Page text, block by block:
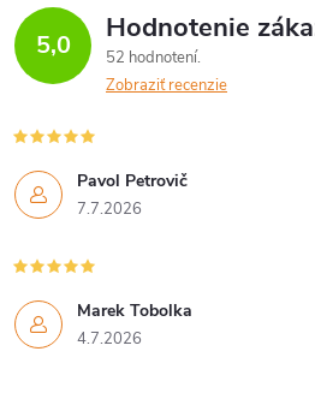
5,0 Hodnotenie
52 hodnotení
Zobraziť recenzie
Pavol Petrovič
7.7.2026
Marek Tobolka
4.7.2026